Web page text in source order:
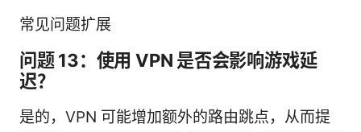
常见问题扩展
问题 13：使用 VPN 是否会影响游戏延
迟？
是的，VPN 可能增加额外的路由跳点，从而提